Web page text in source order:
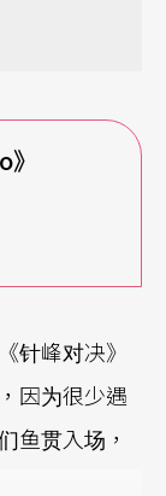
针峰对决》
因为很少遇
鱼贯入场，